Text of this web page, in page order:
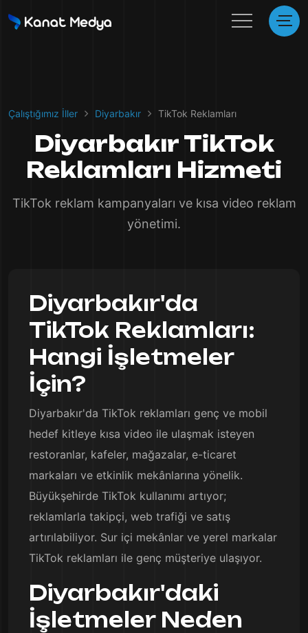
Çalıştığımız İller Diyarbakır TikTok Reklamları
Diyarbakır TikTok
Reklamları Hizmeti
TikTok reklam kampanyaları ve kısa video reklam
yönetimi.
Diyarbakır'da
TikTok Reklamları:
Hangi İşletmeler
İçin?
Diyarbakır'da TikTok reklamları genç ve mobil
hedef kitleye kısa video ile ulaşmak isteyen
restoranlar, kafeler, mağazalar, e-ticaret
markaları ve etkinlik mekânlarına yönelik.
Büyükşehirde TikTok kullanımı artıyor;
reklamlarla takipçi, web trafiği ve satış
artırılabiliyor. Sur içi mekânlar ve yerel markalar
TikTok reklamları ile genç müşteriye ulaşıyor.
Diyarbakır'daki
İşletmeler Neden